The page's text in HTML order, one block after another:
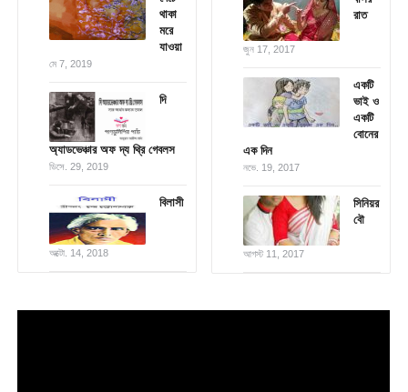
থাকা
মরে
যাওয়া
মে 7, 2019
দি
অ্যাডভেঞ্চার অফ দ্য থ্রি গেবলস
ডিসে. 29, 2019
বিলাসী
অক্টো. 14, 2018
রাত
জুন 17, 2017
একটি
ভাই ও
একটি
বোনের
এক দিন
নভে. 19, 2017
সিনিয়র
বৌ
আগস্ট 11, 2017